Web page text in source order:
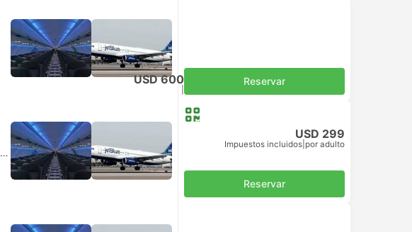
USD 600 Reservar
USD 299
Impuestos incluidos por adulto
Reservar